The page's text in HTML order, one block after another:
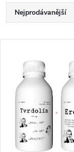
Ř
a
e
Nejprodávanější
Abecedně
p